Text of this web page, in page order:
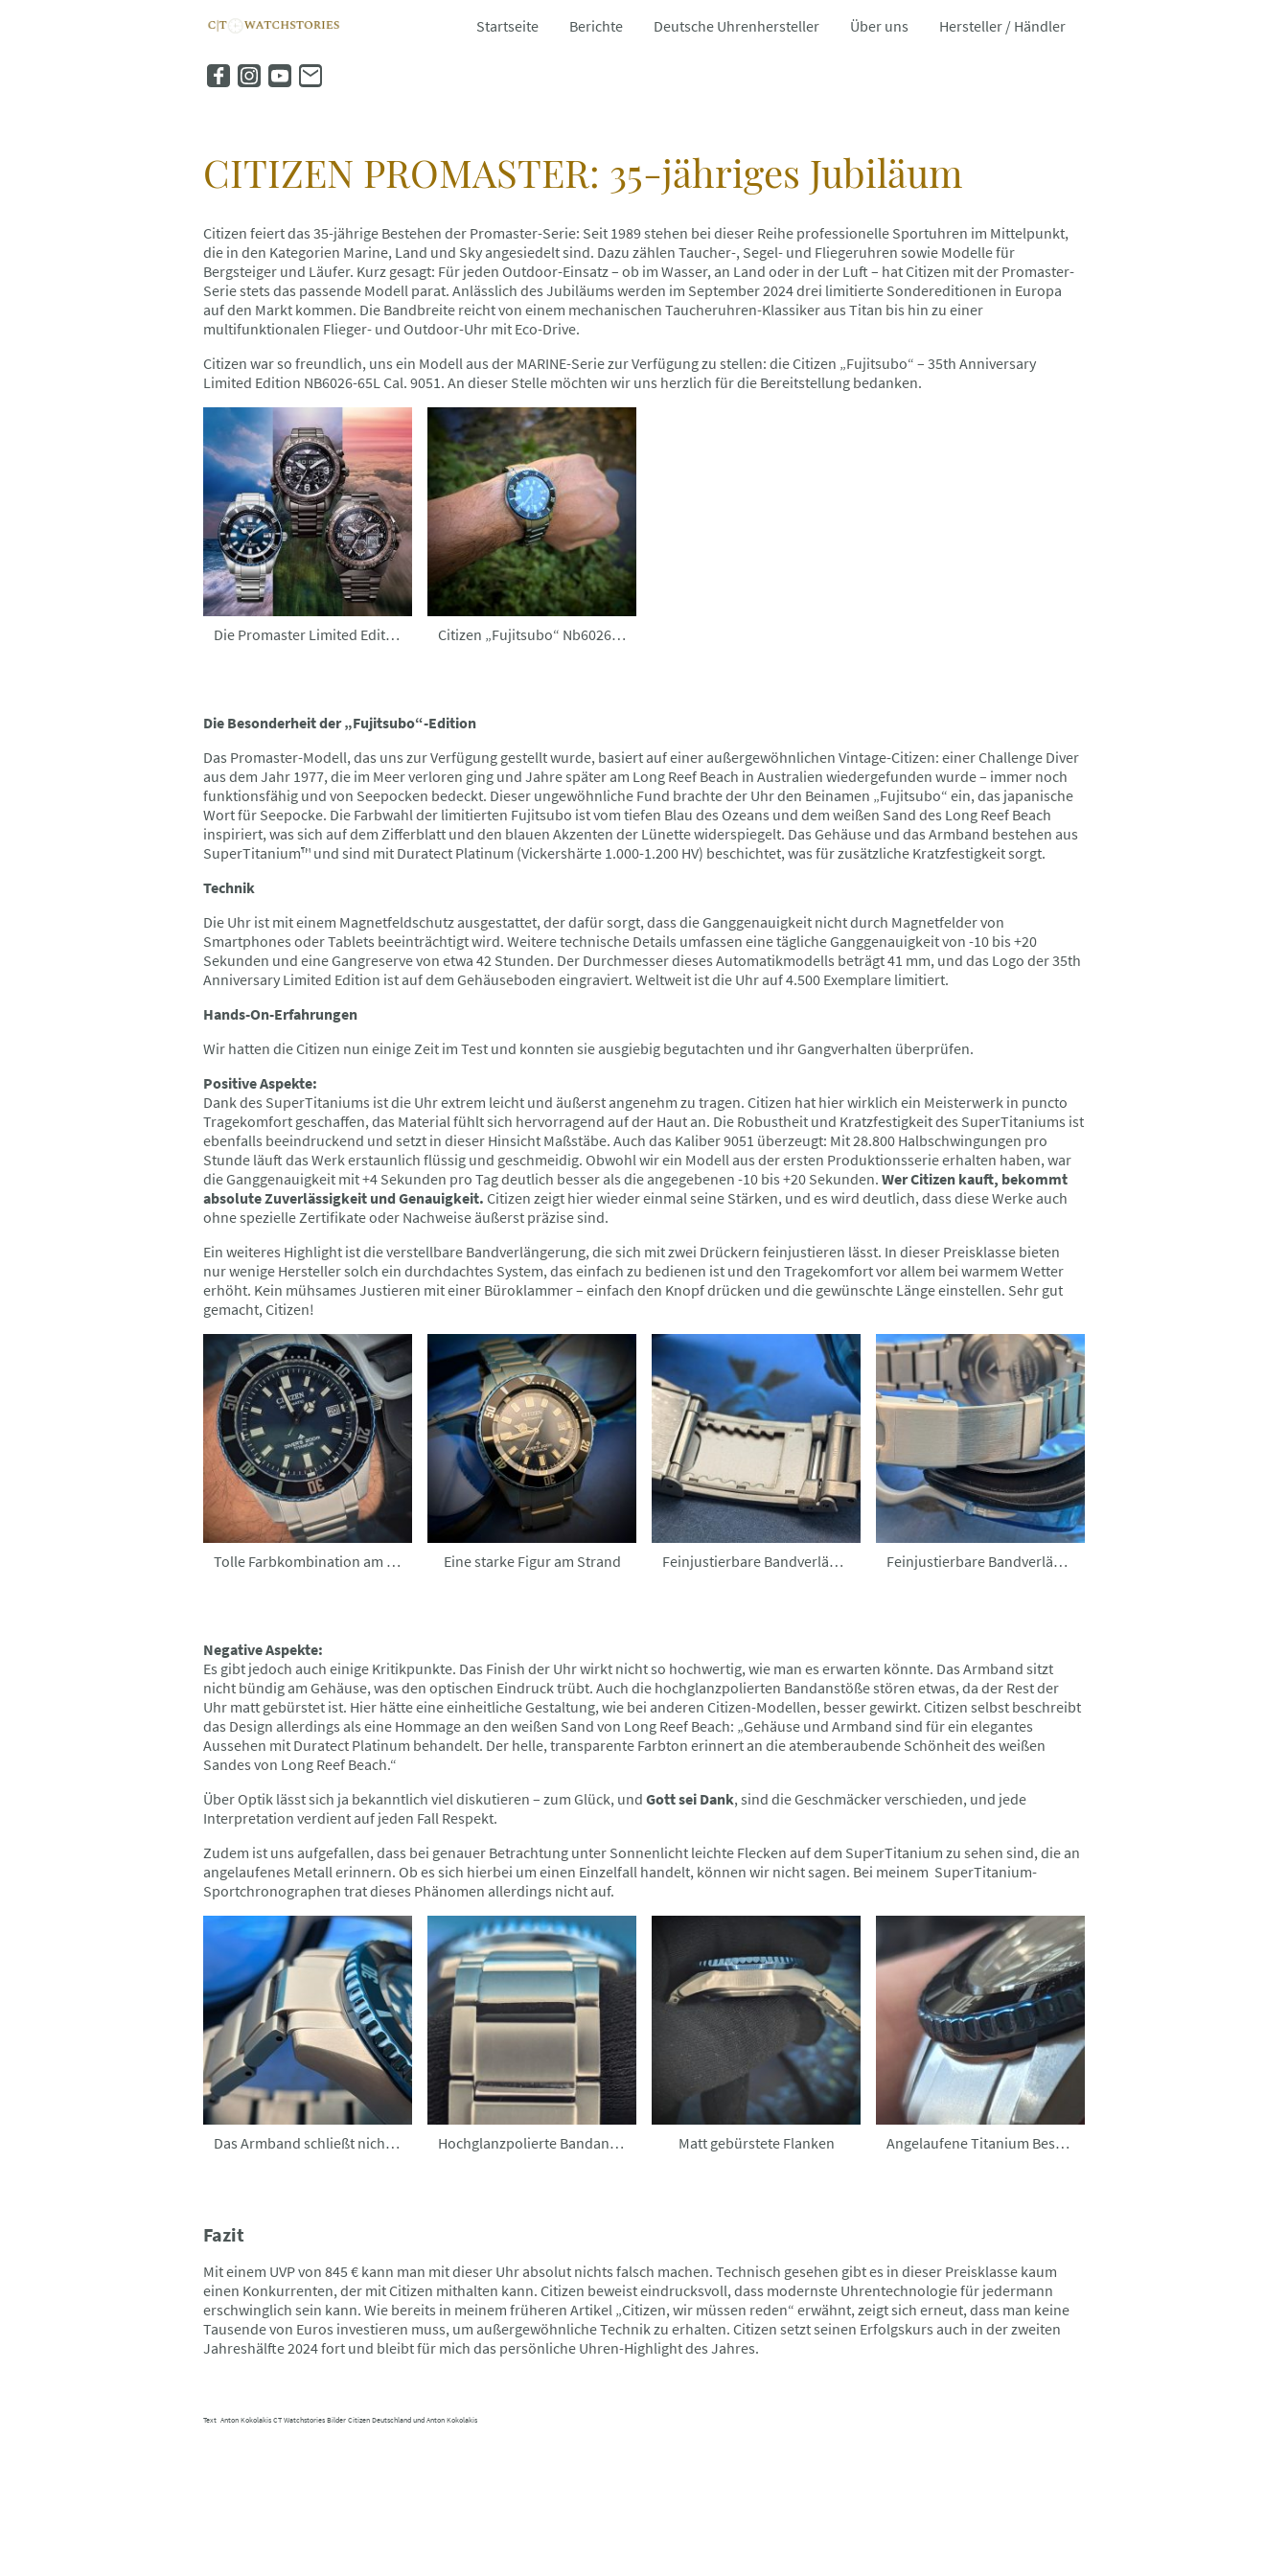
Startseite Berichte Deutsche Uhrenhersteller Über uns Hersteller / Händler
CITIZEN PROMASTER: 35-jähriges Jubiläum
Citizen feiert das 35-jährige Bestehen der Promaster-Serie: Seit 1989 stehen bei dieser Reihe professionelle Sportuhren im Mittelpunkt,
die in den Kategorien Marine, Land und Sky angesiedelt sind. Dazu zählen Taucher-, Segel- und Fliegeruhren sowie Modelle für
Bergsteiger und Läufer. Kurz gesagt: Für jeden Outdoor-Einsatz – ob im Wasser, an Land oder in der Luft – hat Citizen mit der Promaster-
Serie stets das passende Modell parat. Anlässlich des Jubiläums werden im September 2024 drei limitierte Sondereditionen in Europa
auf den Markt kommen. Die Bandbreite reicht von einem mechanischen Taucheruhren-Klassiker aus Titan bis hin zu einer
multifunktionalen Flieger- und Outdoor-Uhr mit Eco-Drive.
Citizen war so freundlich, uns ein Modell aus der MARINE-Serie zur Verfügung zu stellen: die Citizen „Fujitsubo“ – 35th Anniversary
Limited Edition NB6026-65L Cal. 9051. An dieser Stelle möchten wir uns herzlich für die Bereitstellung bedanken.
Die Promaster Limited Editions Citizen „Fujitsubo“ Nb6026-56L
Die Besonderheit der „Fujitsubo“-Edition
Das Promaster-Modell, das uns zur Verfügung gestellt wurde, basiert auf einer außergewöhnlichen Vintage-Citizen: einer Challenge Diver
aus dem Jahr 1977, die im Meer verloren ging und Jahre später am Long Reef Beach in Australien wiedergefunden wurde – immer noch
funktionsfähig und von Seepocken bedeckt. Dieser ungewöhnliche Fund brachte der Uhr den Beinamen „Fujitsubo“ ein, das japanische
Wort für Seepocke. Die Farbwahl der limitierten Fujitsubo ist vom tiefen Blau des Ozeans und dem weißen Sand des Long Reef Beach
inspiriert, was sich auf dem Zifferblatt und den blauen Akzenten der Lünette widerspiegelt. Das Gehäuse und das Armband bestehen aus
SuperTitanium™ und sind mit Duratect Platinum (Vickershärte 1.000-1.200 HV) beschichtet, was für zusätzliche Kratzfestigkeit sorgt.
Technik
Die Uhr ist mit einem Magnetfeldschutz ausgestattet, der dafür sorgt, dass die Ganggenauigkeit nicht durch Magnetfelder von
Smartphones oder Tablets beeinträchtigt wird. Weitere technische Details umfassen eine tägliche Ganggenauigkeit von -10 bis +20
Sekunden und eine Gangreserve von etwa 42 Stunden. Der Durchmesser dieses Automatikmodells beträgt 41 mm, und das Logo der 35th
Anniversary Limited Edition ist auf dem Gehäuseboden eingraviert. Weltweit ist die Uhr auf 4.500 Exemplare limitiert.
Hands-On-Erfahrungen
Wir hatten die Citizen nun einige Zeit im Test und konnten sie ausgiebig begutachten und ihr Gangverhalten überprüfen.
Positive Aspekte:
Dank des SuperTitaniums ist die Uhr extrem leicht und äußerst angenehm zu tragen. Citizen hat hier wirklich ein Meisterwerk in puncto
Tragekomfort geschaffen, das Material fühlt sich hervorragend auf der Haut an. Die Robustheit und Kratzfestigkeit des SuperTitaniums ist
ebenfalls beeindruckend und setzt in dieser Hinsicht Maßstäbe. Auch das Kaliber 9051 überzeugt: Mit 28.800 Halbschwingungen pro
Stunde läuft das Werk erstaunlich flüssig und geschmeidig. Obwohl wir ein Modell aus der ersten Produktionsserie erhalten haben, war
die Ganggenauigkeit mit +4 Sekunden pro Tag deutlich besser als die angegebenen -10 bis +20 Sekunden. Wer Citizen kauft, bekommt
absolute Zuverlässigkeit und Genauigkeit. Citizen zeigt hier wieder einmal seine Stärken, und es wird deutlich, dass diese Werke auch
ohne spezielle Zertifikate oder Nachweise äußerst präzise sind.
Ein weiteres Highlight ist die verstellbare Bandverlängerung, die sich mit zwei Drückern feinjustieren lässt. In dieser Preisklasse bieten
nur wenige Hersteller solch ein durchdachtes System, das einfach zu bedienen ist und den Tragekomfort vor allem bei warmem Wetter
erhöht. Kein mühsames Justieren mit einer Büroklammer – einfach den Knopf drücken und die gewünschte Länge einstellen. Sehr gut
gemacht, Citizen!
Tolle Farbkombination am Handgelenk Eine starke Figur am Strand Feinjustierbare Bandverlängerung Feinjustierbare Bandverlängerung
Negative Aspekte:
Es gibt jedoch auch einige Kritikpunkte. Das Finish der Uhr wirkt nicht so hochwertig, wie man es erwarten könnte. Das Armband sitzt
nicht bündig am Gehäuse, was den optischen Eindruck trübt. Auch die hochglanzpolierten Bandanstöße stören etwas, da der Rest der
Uhr matt gebürstet ist. Hier hätte eine einheitliche Gestaltung, wie bei anderen Citizen-Modellen, besser gewirkt. Citizen selbst beschreibt
das Design allerdings als eine Hommage an den weißen Sand von Long Reef Beach: „Gehäuse und Armband sind für ein elegantes
Aussehen mit Duratect Platinum behandelt. Der helle, transparente Farbton erinnert an die atemberaubende Schönheit des weißen
Sandes von Long Reef Beach.“
Über Optik lässt sich ja bekanntlich viel diskutieren – zum Glück, und Gott sei Dank, sind die Geschmäcker verschieden, und jede
Interpretation verdient auf jeden Fall Respekt.
Zudem ist uns aufgefallen, dass bei genauer Betrachtung unter Sonnenlicht leichte Flecken auf dem SuperTitanium zu sehen sind, die an
angelaufenes Metall erinnern. Ob es sich hierbei um einen Einzelfall handelt, können wir nicht sagen. Bei meinem SuperTitanium-
Sportchronographen trat dieses Phänomen allerdings nicht auf.
Das Armband schließt nicht Bündig zu den Hörnern Hochglanzpolierte Bandanstöße Matt gebürstete Flanken Angelaufene Titanium Beschichtung
Fazit
Mit einem UVP von 845 € kann man mit dieser Uhr absolut nichts falsch machen. Technisch gesehen gibt es in dieser Preisklasse kaum
einen Konkurrenten, der mit Citizen mithalten kann. Citizen beweist eindrucksvoll, dass modernste Uhrentechnologie für jedermann
erschwinglich sein kann. Wie bereits in meinem früheren Artikel „Citizen, wir müssen reden“ erwähnt, zeigt sich erneut, dass man keine
Tausende von Euros investieren muss, um außergewöhnliche Technik zu erhalten. Citizen setzt seinen Erfolgskurs auch in der zweiten
Jahreshälfte 2024 fort und bleibt für mich das persönliche Uhren-Highlight des Jahres.
Text Anton Kokolakis CT Watchstories Bilder Citizen Deutschland und Anton Kokolakis